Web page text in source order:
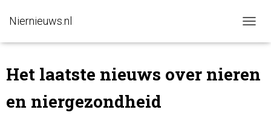
Niernieuws.nl
A
Het laatste nieuws over nieren
en niergezondheid